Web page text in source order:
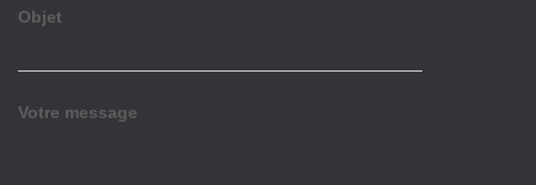
Objet
Votre message